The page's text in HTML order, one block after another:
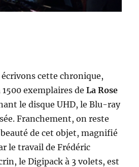
écrivons cette chronique,
exemplaires deLa Rose
le disque UHD, le Blu-ray
Franchement, on reste
de cet objet, magnifié
le travail de Frédéric
le Digipack à 3 volets, est